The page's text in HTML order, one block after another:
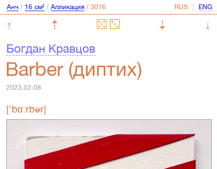
Анч/ 16 см²/ Апликация/ ⋮
↑ ⇡ ⇣
↓
Богдан Кравцов
Barber (диптих)
2023.02.08
['bɑːrbər]